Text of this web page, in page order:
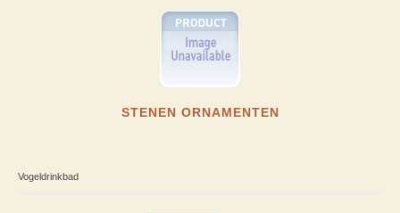
STENEN ORNAMENTEN
Vogeldrinkbad